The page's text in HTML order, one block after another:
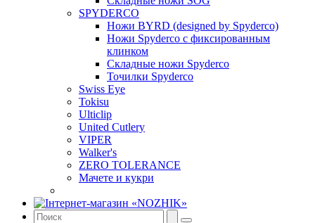
SPYDERCO
Ножи BYRD (designed by Spyderco)
Ножи Spyderco c фиксированным
клинком
Складные ножи Spyderco
Точилки Spyderco
Swiss Eye
Tokisu
Ulticlip
United Cutlery
VIPER
Walker's
ZERO TOLERANCE
Мачете и кукри